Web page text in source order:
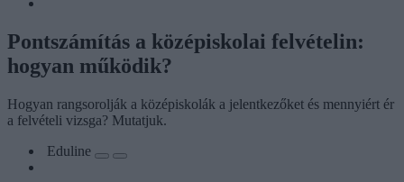
Pontszámítás a középiskolai felvételin:
hogyan működik?
Hogyan rangsorolják a középiskolák a jelentkezőket és mennyiért ér
a felvételi vizsga? Mutatjuk.
Eduline